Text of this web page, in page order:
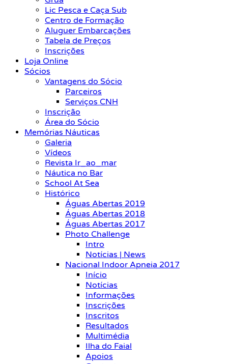
Lic Pesca e Caça Sub
Centro de Formação
Aluguer Embarcações
Tabela de Preços
Inscrições
Loja Online
Sócios
Vantagens do Sócio
Parceiros
Serviços CNH
Inscrição
Área do Sócio
Memórias Náuticas
Galeria
Vídeos
Revista Ir_ao_mar
Náutica no Bar
School At Sea
Histórico
Águas Abertas 2019
Águas Abertas 2018
Águas Abertas 2017
Photo Challenge
Intro
Notícias | News
Nacional Indoor Apneia 2017
Início
Notícias
Informações
Inscrições
Inscritos
Resultados
Multimédia
Ilha do Faial
Apoios